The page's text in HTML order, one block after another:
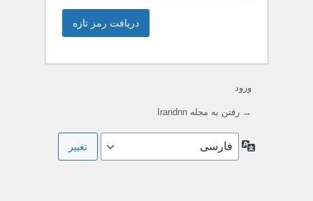
ورود
→ رفتن به مجله Irandnn
زبان